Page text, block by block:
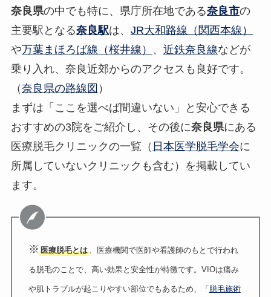
奈良県の中でも特に、県庁所在地である奈良市の
主要駅となる奈良駅は、 JR大和路線（関西本線）
や万葉まほろば線（桜井線） 、 近鉄奈良線などが
乗り入れ、奈良近郊からのアクセスも良好です。
（奈良県の路線図 ）
まずは「ここを選べば間違いない」と安心できる
おすすめの3院をご紹介し、その後に奈良県にある
医療脱毛クリニックの一覧（ 日本医学脱毛学会に
所属していないクリニックも含む）を掲載してい
ます。
※ 医療脱毛とは、医療機関で医師や看護師のもとで行われ
る脱毛のことで、高い効果と安全性が特徴です。VIOは痛み
や肌トラブルが起こりやすい部位でもあるため、「 脱毛施術